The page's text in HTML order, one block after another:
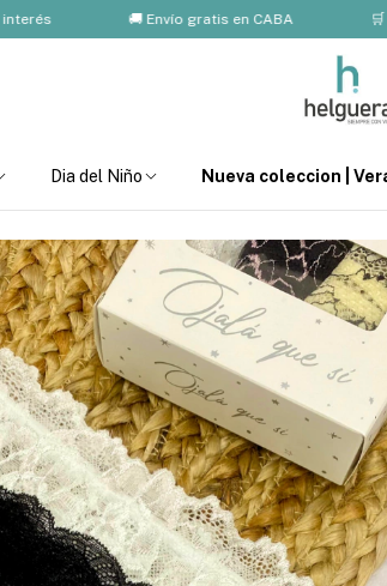
🚚 Envío gratis en CABA 🛒
Dia del Niño Nueva coleccion |